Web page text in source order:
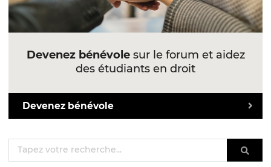
Devenez bénévolesur le forum et aidez
des étudiants en droit
Devenez bénévole